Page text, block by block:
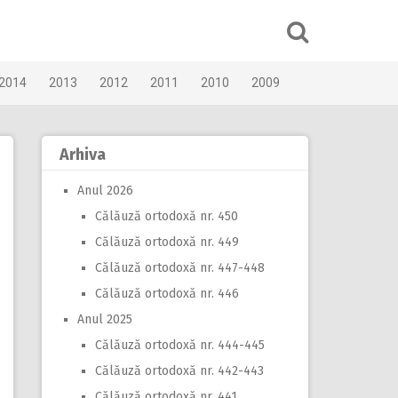
2013 2012 2011 2010 2009
Arhiva
Anul 2026
Călăuză ortodoxă nr. 450
Călăuză ortodoxă nr. 449
Călăuză ortodoxă nr. 447-448
Călăuză ortodoxă nr. 446
Anul 2025
Călăuză ortodoxă nr. 444-445
Călăuză ortodoxă nr. 442-443